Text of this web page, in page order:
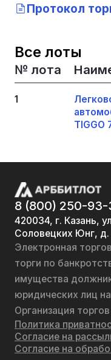
Протокол
Все лоты
№ лота
1
TIGGO
8 (800) 250-93-
420034, г. Казань,
Соловецких Юнг, д.
Электронная
торги по
имущества
юридических лиц
Организация
Политика
Согласие на
Согласие на